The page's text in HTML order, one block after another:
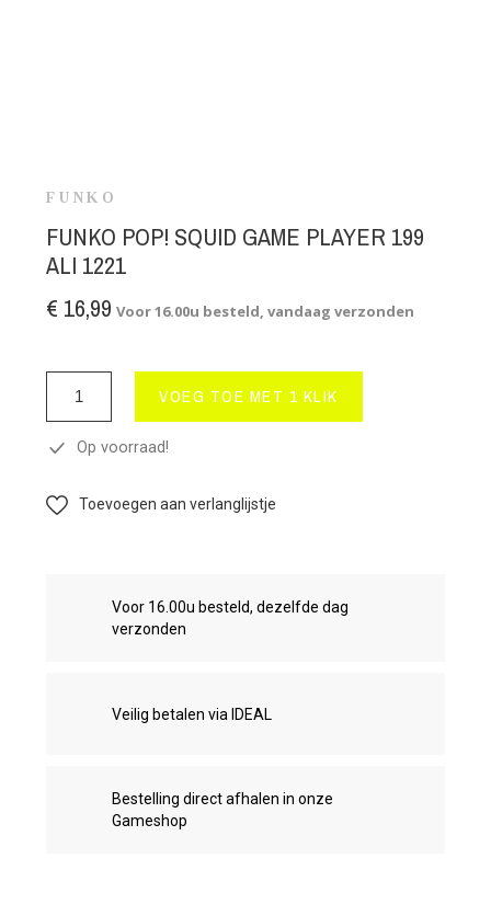
FUNKO
FUNKO POP! SQUID GAME PLAYER 199
ALI 1221
€ 16,99 Voor 16.00u besteld, vandaag verzonden
VOEG TOE MET 1 KLIK
Op voorraad!
Toevoegen aan verlanglijstje
Voor 16.00u besteld, dezelfde dag
verzonden
Veilig betalen via IDEAL
Bestelling direct afhalen in onze
Gameshop